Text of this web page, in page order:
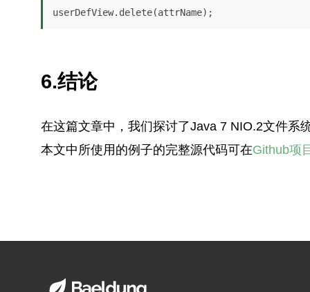
userDefView.delete(attrName);
6.结论
在这篇文章中，我们探讨了Java 7 NIO.2文件系
本文中所使用的例子的完整源代码可在Github项